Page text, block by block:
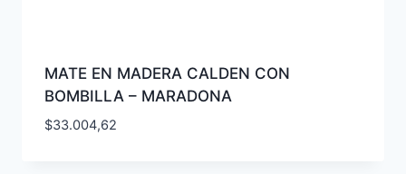
MATE EN MADERA CALDEN CON
BOMBILLA – MARADONA
$33.004,62